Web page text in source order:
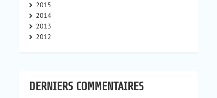
2015
2014
2013
2012
DERNIERS COMMENTAIRES